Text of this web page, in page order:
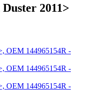
2011>